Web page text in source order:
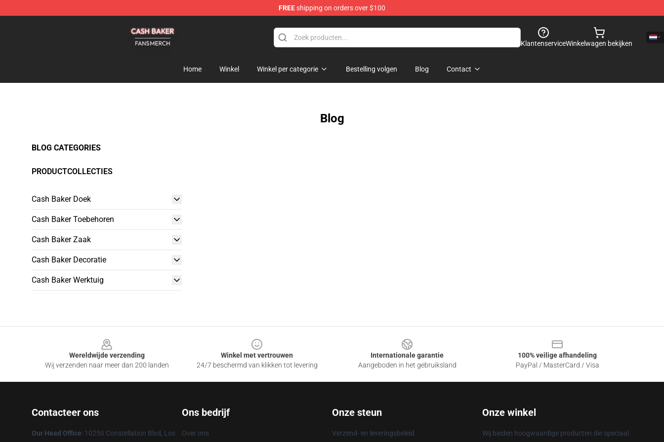
FREEshipping on orders over $100
KlantenserviceWinkelwagen bekijken
Home Winkel Winkel per categorie Bestelling volgen Blog Contact
Blog
BLOG CATEGORIES
PRODUCTCOLLECTIES
Cash Baker Doek
Cash Baker Toebehoren
Cash Baker Zaak
Cash Baker Decoratie
Cash Baker Werktuig
Wereldwijde verzending
Wij verzenden naar meer dan 200 landen
Winkel met vertrouwen
24/7 beschermd van klikken tot levering
Internationale garantie
Aangeboden in het gebruiksland
100% veilige afhandeling
PayPal / MasterCard / Visa
Contacteer ons
Our Head Office: 10250 Constellation Blvd, Los
Ons bedrijf
Over ons
Onze steun
Verzend- en leveringsbeleid
Onze winkel
Wij bieden hoogwaardige producten die speciaal